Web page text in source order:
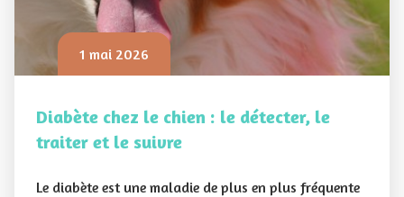
1 mai 2026
Diabète chez le chien : le détecter, le
traiter et le suivre
Le diabète est une maladie de plus en plus fréquente